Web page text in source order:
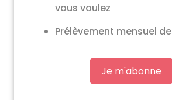
vous voulez
Prélèvement mensuel
Je m'abonne